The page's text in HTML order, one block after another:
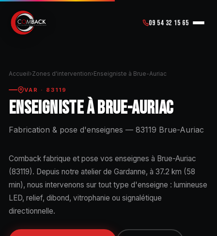
09 54 32 15 65
Accueil›Zones d'intervention›Enseigniste à Brue-Auriac
VAR · 83119
ENSEIGNISTE À BRUE-AURIAC
Fabrication & pose d'enseignes — 83119 Brue-Auriac
Comback fabrique et pose vos enseignes à Brue-Auriac
(83119). Depuis notre atelier de Gardanne, à 37.2 km (58
min), nous intervenons sur tout type d'enseigne : lumineuse
LED, relief, dibond, vitrophanie ou signalétique
directionnelle.